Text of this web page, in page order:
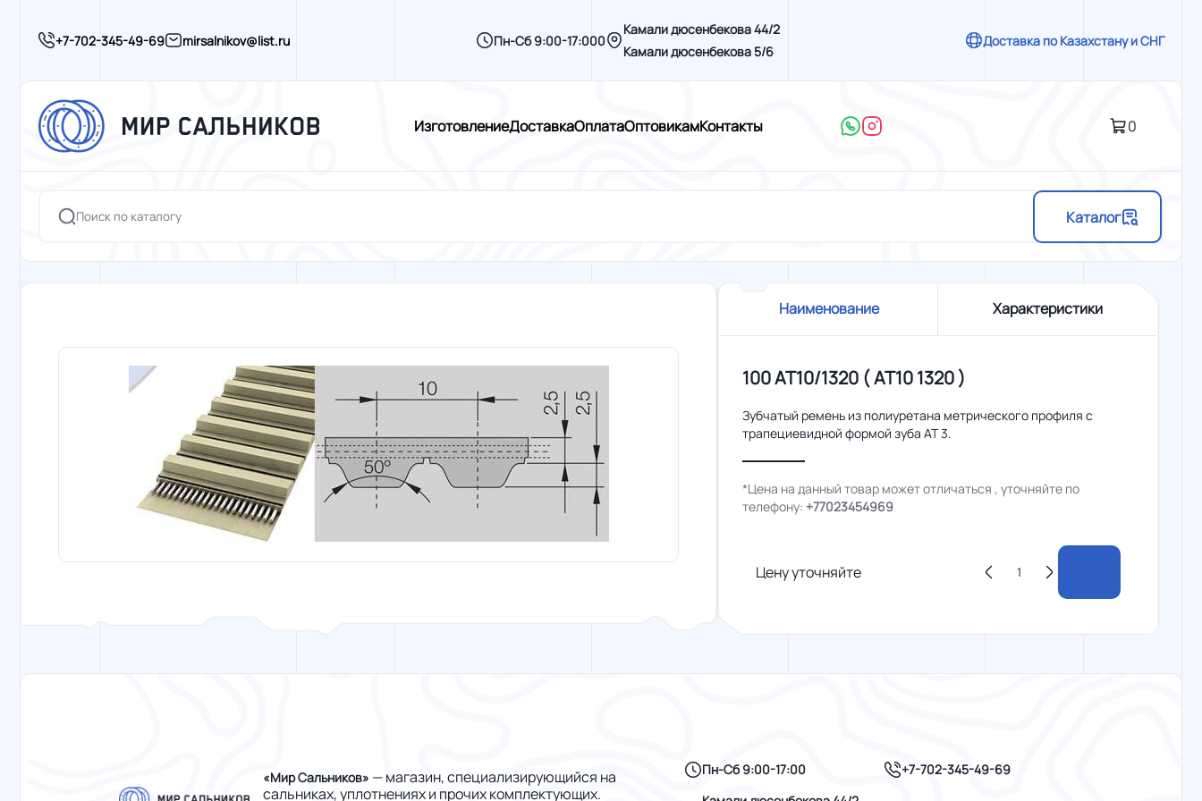
+7-702-345-49-69 mirsalnikov@list.ru Пн-Сб 9:00-17:000
Камали дюсенбекова 44/2
Камали дюсенбекова 5/6
Доставка по Казахстану и СНГ
ИзготовлениеДоставкаОплатаОптовикамКонтакты 0
Каталог
Наименование Характеристики
100 AT10/1320 ( АТ10 1320 )
Зубчатый ремень из полиуретана метрического профиля с
трапециевидной формой зуба AT 3.
*Цена на данный товар может отличаться , уточняйте по
телефону: +77023454969
Цену уточняйте
«Мир Сальников» — магазин, специализирующийся на
сальниках, уплотнениях и прочих комплектующих.
Пн-Сб 9:00-17:00
+7-702-345-49-69